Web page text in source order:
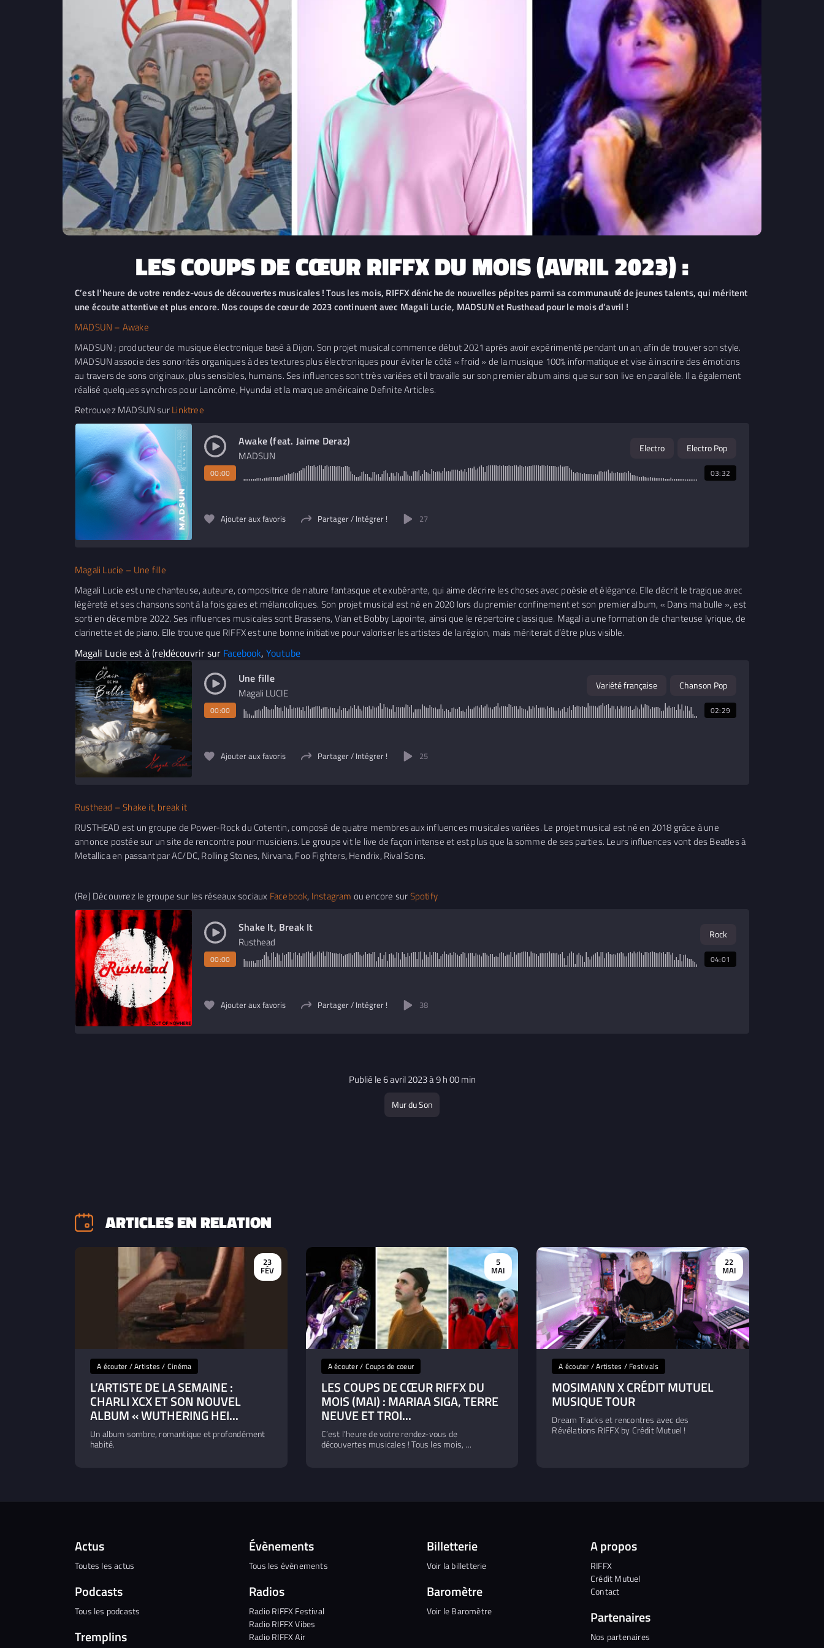
LES COUPS DE CŒUR RIFFX DU MOIS (AVRIL 2023) :
C’est l’heure de votre rendez-vous de découvertes musicales ! Tous les mois, RIFFX déniche de nouvelles pépites parmi sa communauté de jeunes talents, qui méritent
une écoute attentive et plus encore. Nos coups de cœur de 2023 continuent avec Magali Lucie, MADSUN et Rusthead pour le mois d’avril !
MADSUN – Awake
MADSUN ; producteur de musique électronique basé à Dijon. Son projet musical commence début 2021 après avoir expérimenté pendant un an, afin de trouver son style.
MADSUN associe des sonorités organiques à des textures plus électroniques pour éviter le côté « froid » de la musique 100% informatique et vise à inscrire des émotions
au travers de sons originaux, plus sensibles, humains. Ses influences sont très variées et il travaille sur son premier album ainsi que sur son live en parallèle. Il a également
réalisé quelques synchros pour Lancôme, Hyundai et la marque américaine Definite Articles.
Retrouvez MADSUN surLinktree
Awake (feat. Jaime Deraz)
MADSUN
Electro Electro Pop
00:00 03:32
Ajouter aux favoris Partager / Intégrer ! 27
Magali Lucie – Une fille
Magali Lucie est une chanteuse, auteure, compositrice de nature fantasque et exubérante, qui aime décrire les choses avec poésie et élégance. Elle décrit le tragique avec
légèreté et ses chansons sont à la fois gaies et mélancoliques. Son projet musical est né en 2020 lors du premier confinement et son premier album, « Dans ma bulle », est
sorti en décembre 2022. Ses influences musicales sont Brassens, Vian et Bobby Lapointe, ainsi que le répertoire classique. Magali a une formation de chanteuse lyrique, de
clarinette et de piano. Elle trouve que RIFFX est une bonne initiative pour valoriser les artistes de la région, mais mériterait d’être plus visible.
Magali Lucie est à (re)découvrir sur Facebook, Youtube
Une fille
Magali LUCIE
Variété française Chanson Pop
00:00 02:29
Ajouter aux favoris Partager / Intégrer ! 25
Rusthead – Shake it, break it
RUSTHEAD est un groupe de Power-Rock du Cotentin, composé de quatre membres aux influences musicales variées. Le projet musical est né en 2018 grâce à une
annonce postée sur un site de rencontre pour musiciens. Le groupe vit le live de façon intense et est plus que la somme de ses parties. Leurs influences vont des Beatles à
Metallica en passant par AC/DC, Rolling Stones, Nirvana, Foo Fighters, Hendrix, Rival Sons.
(Re) Découvrez le groupe sur les réseaux sociaux Facebook, Instagram ou encore surSpotify
Shake It, Break It
Rusthead
Rock
00:00 04:01
Ajouter aux favoris Partager / Intégrer ! 38
Publié le 6 avril 2023 à 9 h 00 min
Mur du Son
ARTICLES EN RELATION
23
FÉV
A écouter / Artistes / Cinéma
L’ARTISTE DE LA SEMAINE :
CHARLI XCX ET SON NOUVEL
ALBUM « WUTHERING HEI...
Un album sombre, romantique et profondément
habité.
5
MAI
A écouter / Coups de coeur
LES COUPS DE CŒUR RIFFX DU
MOIS (MAI) : MARIAA SIGA, TERRE
NEUVE ET TROI...
C’est l’heure de votre rendez-vous de
découvertes musicales ! Tous les mois, ...
22
MAI
A écouter / Artistes / Festivals
MOSIMANN X CRÉDIT MUTUEL
MUSIQUE TOUR
Dream Tracks et rencontres avec des
Révélations RIFFX by Crédit Mutuel !
Actus
Toutes les actus
Podcasts
Tous les podcasts
Tremplins
Évènements
Tous les évènements
Radios
Radio RIFFX Festival
Radio RIFFX Vibes
Radio RIFFX Air
Billetterie
Voir la billetterie
Baromètre
Voir le Baromètre
A propos
RIFFX
Crédit Mutuel
Contact
Partenaires
Nos partenaires